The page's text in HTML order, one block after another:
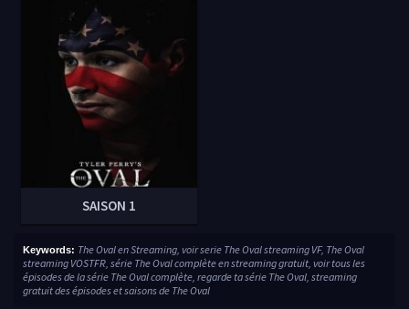
SAISON 1
Keywords: The Oval en Streaming, voir serie The Oval streaming VF, The Oval
streaming VOSTFR, série The Oval complète en streaming gratuit, voir tous les
épisodes de la série The Oval complète, regarde ta série The Oval, streaming
gratuit des épisodes et saisons de The Oval